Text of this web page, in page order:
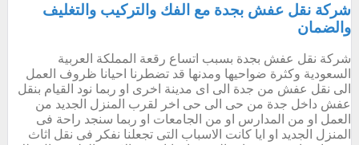
شركة نقل عفش بجدة مع الفك والتركيب والتغليف
والضمان
شركة نقل عفش بجدة بسبب اتساع رقعة المملكة العربية
السعودية وكثرة ضواحيها ومدنها قد تضطرنا احيانا ظروف العمل
الى نقل عفش من جدة الى اى مدينة اخرى او ربما نود القيام بنقل
عفش داخل جدة من حى الى حى اخر لقرب المنزل الجديد من
العمل او من المدارس او من الجامعات او ربما سنجد راحة فى
المنزل الجديد او ايا كانت الاسباب التى تجعلنا نفكر فى نقل اثاث